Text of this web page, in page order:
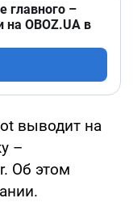
главного –
OBOZ.UA в
выводит на
–
Об этом